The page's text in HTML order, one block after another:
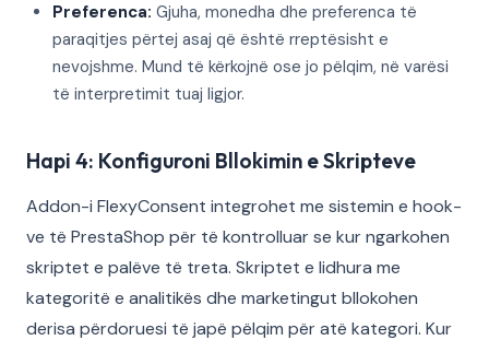
Preferenca: Gjuha, monedha dhe preferenca të
paraqitjes përtej asaj që është rreptësisht e
nevojshme. Mund të kërkojnë ose jo pëlqim, në varësi
të interpretimit tuaj ligjor.
Hapi 4: Konfiguroni Bllokimin e Skripteve
Addon-i FlexyConsent integrohet me sistemin e hook-
ve të PrestaShop për të kontrolluar se kur ngarkohen
skriptet e palëve të treta. Skriptet e lidhura me
kategoritë e analitikës dhe marketingut bllokohen
derisa përdoruesi të japë pëlqim për atë kategori. Kur